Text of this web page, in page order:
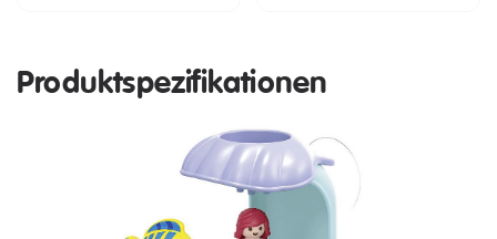
Produktspezifikationen